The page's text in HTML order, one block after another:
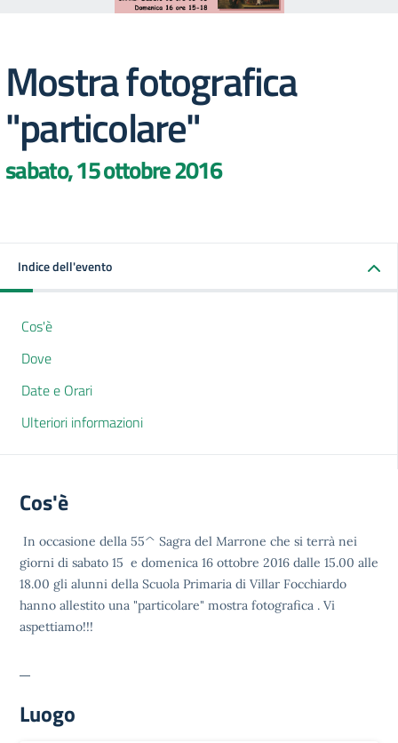
Mostra fotografica
"particolare"
sabato, 15 ottobre 2016
Indice dell'evento
Cos'è
Dove
Date e Orari
Ulteriori informazioni
Cos'è
In occasione della 55^ Sagra del Marrone che si terrà nei
giorni di sabato 15 e domenica 16 ottobre 2016 dalle 15.00 alle
18.00 gli alunni della Scuola Primaria di Villar Focchiardo
hanno allestito una "particolare" mostra fotografica . Vi
aspettiamo!!!
Luogo